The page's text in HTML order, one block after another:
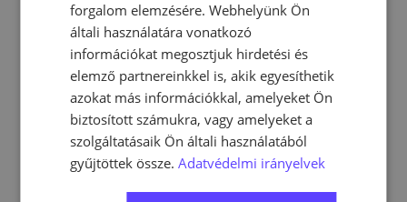
Azonban a mesterséges intelligencia az
iparágadra szabott tartalom stratégia
tervezését nem tudja helyetted elvégezni.
sablonra készült tartalmak el tudnak juttatni
egy bizonyos szintig, de amennyiben a
konkurensed saját, egyedi fotókkal és videókkal
operál, azokat nem tudod lekörözni. És egyre
inkább ebbe az irányba tartunk.
forgalom elemzésére. Webhelyünk Ön
általi használatára vonatkozó
információkat megosztjuk hirdetési és
elemző partnereinkkel is, akik egyesíthetik
azokat más információkkal, amelyeket Ön
biztosított számukra, vagy amelyeket a
szolgáltatásaik Ön általi használatából
gyűjtöttek össze.Adatvédelmi irányelvek